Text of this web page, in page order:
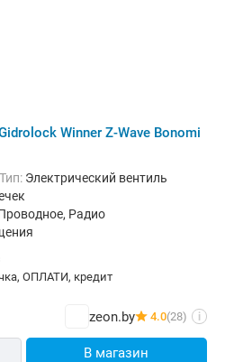
Winner Z-Wave Bonomi
Тип: Электрический вентиль
Радио
ОПЛАТИ, кредит
zeon.by 4.0(28) i
В магазин